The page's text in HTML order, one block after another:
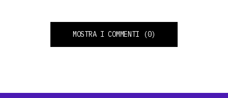
MOSTRA I COMMENTI (0)